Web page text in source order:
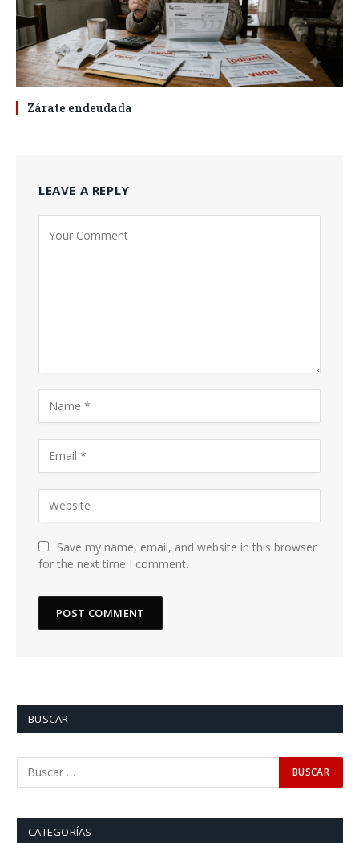
Zárate endeudada
LEAVE A REPLY
Save my name, email, and website in this browser
for the next time I comment.
BUSCAR
CATEGORÍAS